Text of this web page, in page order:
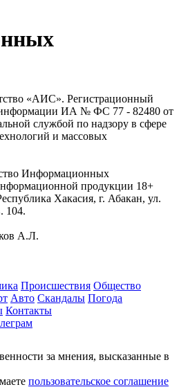
«АИС». Регистрационный
информации ИА № ФС 77 - 82480 от
службой по надзору в сфере
и массовых
Информационных
продукции 18+
Хакасия, г. Абакан, ул.
104.
А.Л.
Происшествия Общество
Авто Скандалы Погода
Контакты
за мнения, высказанные в
пользовательское соглашение